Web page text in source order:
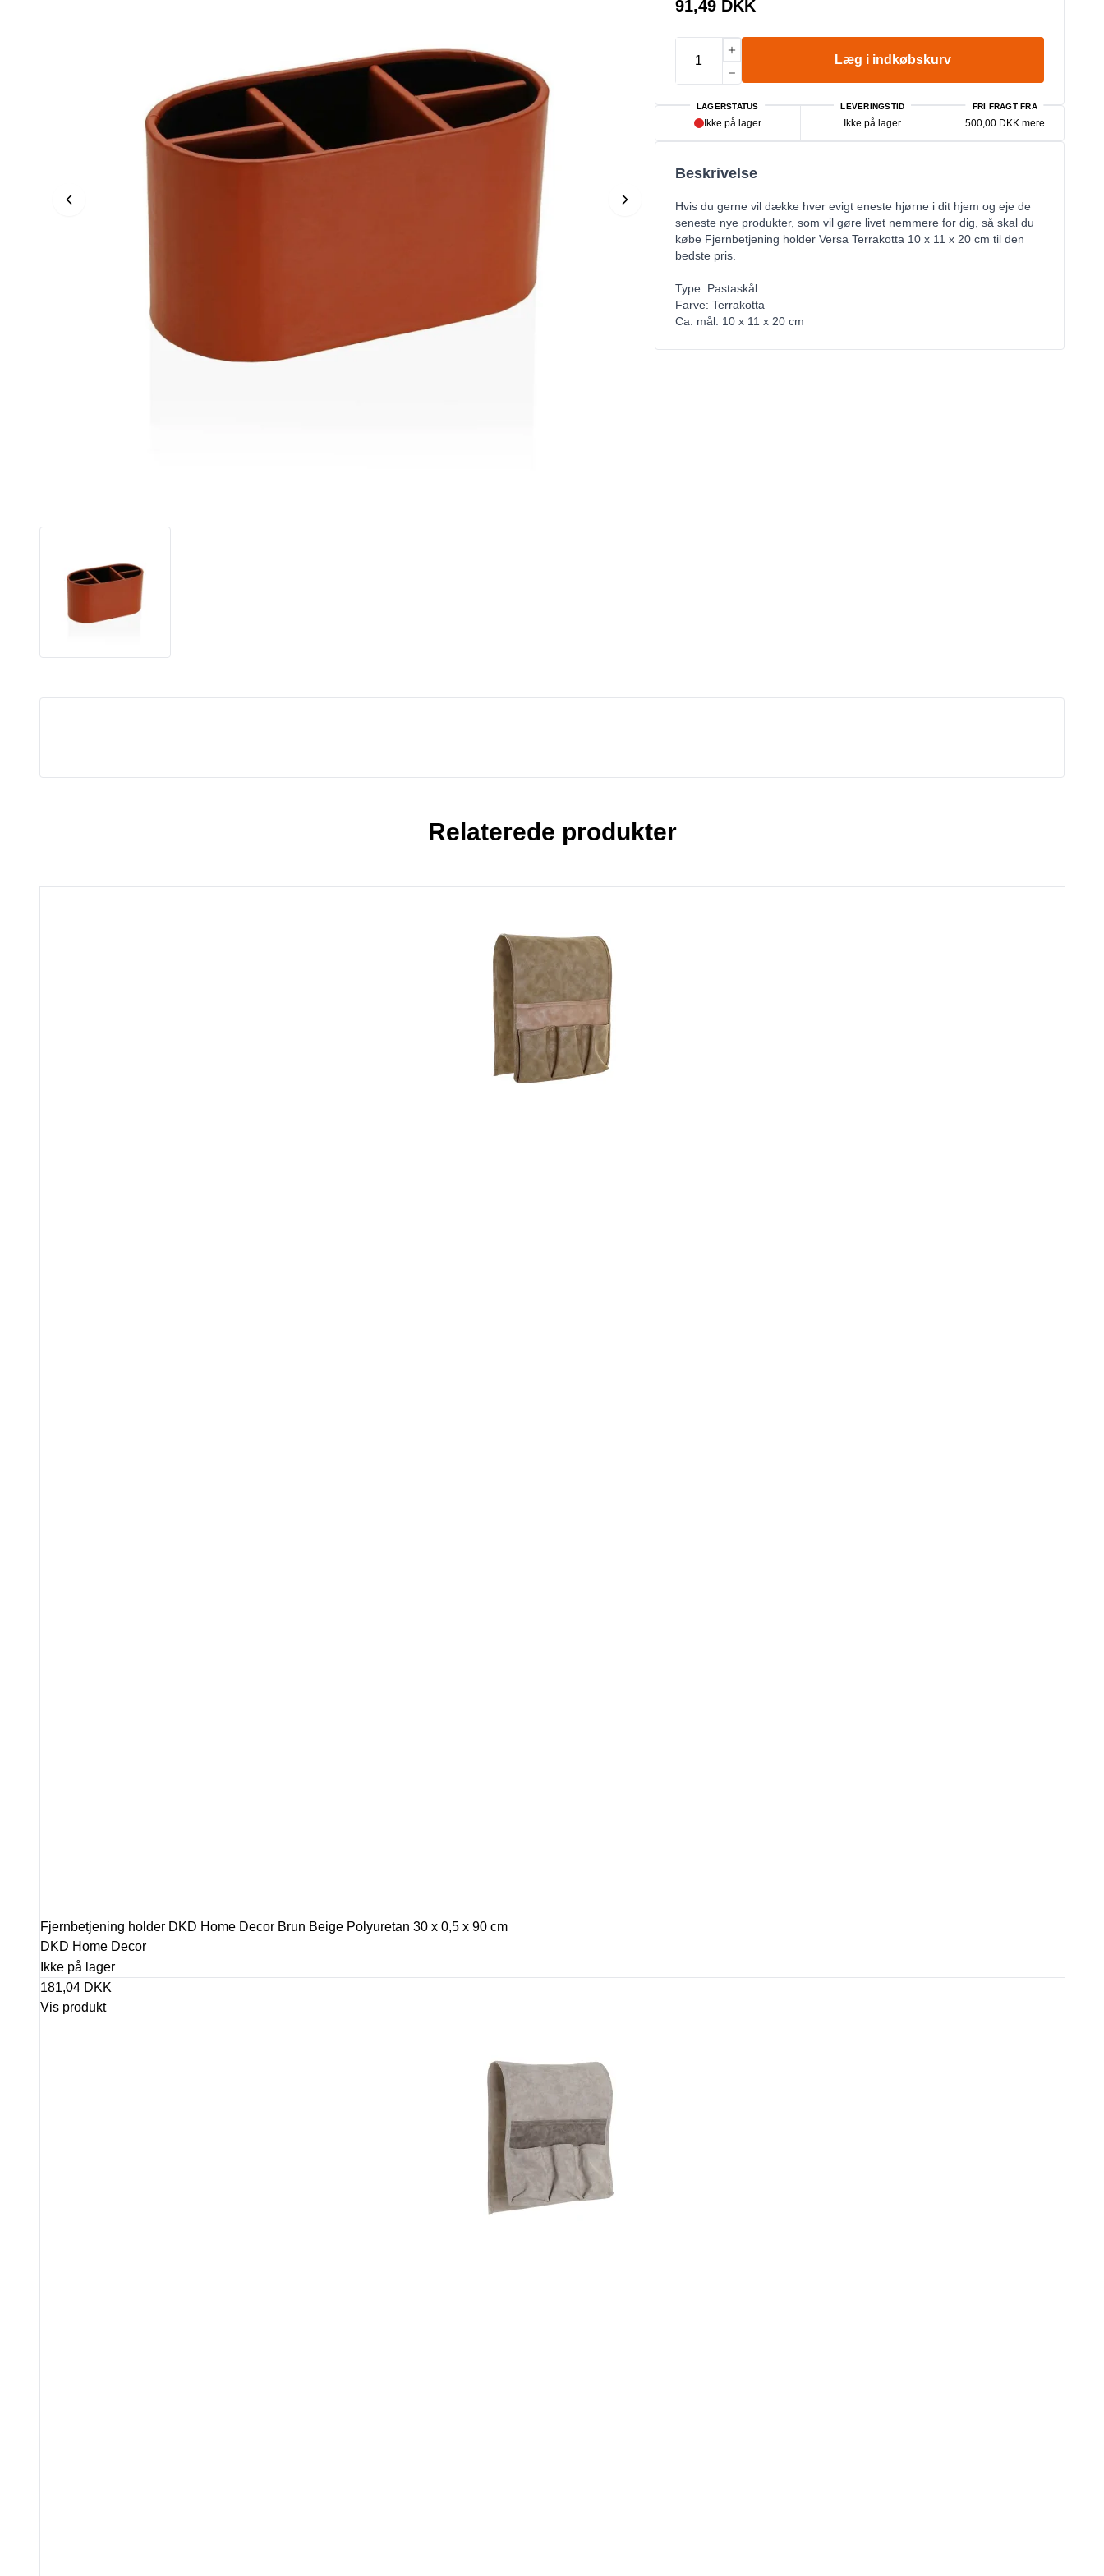
91,49 DKK
Læg i indkøbskurv
LAGERSTATUS
Ikke på lager
LEVERINGSTID
Ikke på lager
FRI FRAGT FRA
500,00 DKK mere
Beskrivelse
Hvis du gerne vil dække hver evigt eneste hjørne i dit hjem og eje de
seneste nye produkter, som vil gøre livet nemmere for dig, så skal du
købe Fjernbetjening holder Versa Terrakotta 10 x 11 x 20 cm til den
bedste pris.
Type: Pastaskål
Farve: Terrakotta
Ca. mål: 10 x 11 x 20 cm
Relaterede produkter
Fjernbetjening holder DKD Home Decor Brun Beige Polyuretan 30 x 0,5 x 90 cm
DKD Home Decor
Ikke på lager
181,04 DKK
Vis produkt